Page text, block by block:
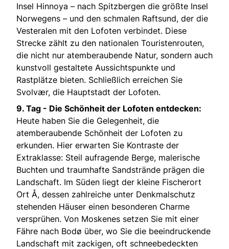
Insel Hinnoya – nach Spitzbergen die größte Insel
Norwegens – und den schmalen Raftsund, der die
Vesteralen mit den Lofoten verbindet. Diese
Strecke zählt zu den nationalen Touristenrouten,
die nicht nur atemberaubende Natur, sondern auch
kunstvoll gestaltete Aussichtspunkte und
Rastplätze bieten. Schließlich erreichen Sie
Svolvær, die Hauptstadt der Lofoten.
9. Tag - Die Schönheit der Lofoten entdecken:
Heute haben Sie die Gelegenheit, die
atemberaubende Schönheit der Lofoten zu
erkunden. Hier erwarten Sie Kontraste der
Extraklasse: Steil aufragende Berge, malerische
Buchten und traumhafte Sandstrände prägen die
Landschaft. Im Süden liegt der kleine Fischerort
Ort Å, dessen zahlreiche unter Denkmalschutz
stehenden Häuser einen besonderen Charme
versprühen. Von Moskenes setzen Sie mit einer
Fähre nach Bodø über, wo Sie die beeindruckende
Landschaft mit zackigen, oft schneebedeckten